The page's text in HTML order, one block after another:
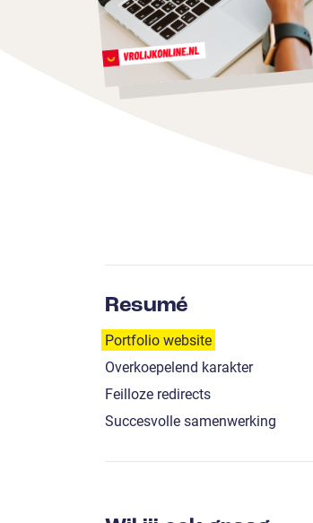
Resumé
Portfolio website
Overkoepelend karakter
Feilloze redirects
Succesvolle samenwerking